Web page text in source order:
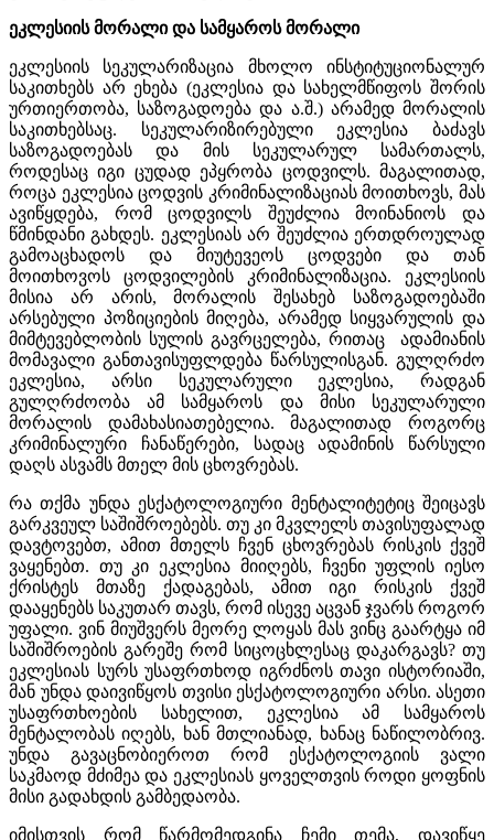
ეკლესიის მორალი და სამყაროს მორალი
ეკლესიის სეკულარიზაცია მხოლო ინსტიტუციონალურ
საკითხებს არ ეხება (ეკლესია და სახელმწიფოს შორის
ურთიერთობა, საზოგადოება და ა.შ.) არამედ მორალის
საკითხებსაც. სეკულარიზირებული ეკლესია ბაძავს
საზოგადოებას და მის სეკულარულ სამართალს,
როდესაც იგი ცუდად ეპყრობა ცოდვილს. მაგალითად,
როცა ეკლესია ცოდვის კრიმინალიზაციას მოითხოვს, მას
ავიწყდება, რომ ცოდვილს შეუძლია მოინანიოს და
წმინდანი გახდეს. ეკლესიას არ შეუძლია ერთდროულად
გამოაცხადოს და მიუტევეოს ცოდვები და თან
მოითხოვოს ცოდვილების კრიმინალიზაცია. ეკლესიის
მისია არ არის, მორალის შესახებ საზოგადოებაში
არსებული პოზიციების მიღება, არამედ სიყვარულის და
მიმტევებლობის სულის გავრცელება, რითაც ადამიანის
მომავალი განთავისუფლდება წარსულისგან. გულღრძო
ეკლესია, არსი სეკულარული ეკლესია, რადგან
გულღრძოობა ამ სამყაროს და მისი სეკულარული
მორალის დამახასიათებელია. მაგალითად როგორც
კრიმინალური ჩანაწერები, სადაც ადამინის წარსული
დაღს ასვამს მთელ მის ცხოვრებას.
რა თქმა უნდა ესქატოლოგიური მენტალიტეტიც შეიცავს
გარკვეულ საშიშროებებს. თუ კი მკვლელს თავისუფალად
დავტოვებთ, ამით მთელს ჩვენ ცხოვრებას რისკის ქვეშ
ვაყენებთ. თუ კი ეკლესია მიიღებს, ჩვენი უფლის იესო
ქრისტეს მთაზე ქადაგებას, ამით იგი რისკის ქვეშ
დააყენებს საკუთარ თავს, რომ ისევე აცვან ჯვარს როგორ
უფალი. ვინ მიუშვერს მეორე ლოყას მას ვინც გაარტყა იმ
საშიშროების გარეშე რომ სიცოცხლესაც დაკარგავს? თუ
ეკლესიას სურს უსაფრთხოდ იგრძნოს თავი ისტორიაში,
მან უნდა დაივიწყოს თვისი ესქატოლოგიური არსი. ასეთი
უსაფრთხოების სახელით, ეკლესია ამ სამყაროს
მენტალობას იღებს, ხან მთლიანად, ხანაც ნაწილობრივ.
უნდა გავაცნობიეროთ რომ ესქატოლოგიის ვალი
საკმაოდ მძიმეა და ეკლესიას ყოველთვის როდი ყოფნის
მისი გადახდის გამბედაობა.
იმისთვის რომ წარმომედგინა ჩემი თემა, დავიწყე